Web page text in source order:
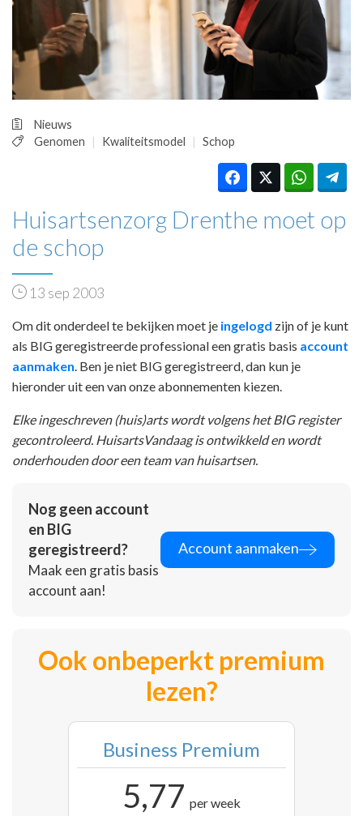
PRAKTIJKZAKEN
TARIEVEN
VPHUISARTSEN
MEDISCHE VAKHANDEL
REGISTRATIE
Nieuws
Genomen
Kwaliteitsmodel Schop
Huisartsenzorg Drenthe moet op
de schop
13 sep 2003
Om dit onderdeel te bekijken moet je ingelogd zijn of je kunt
als BIG geregistreerde professional een gratis basis account
aanmaken . Ben je niet BIG geregistreerd, dan kun je
hieronder uit een van onze abonnementen kiezen.
Elke ingeschreven (huis)arts wordt volgens het BIG register
gecontroleerd. HuisartsVandaag is ontwikkeld en wordt
onderhouden door een team van huisartsen.
Nog geen account
en BIG
geregistreerd?
Maak een gratis basis
account aan!
Account aanmaken
Ook onbeperkt premium
lezen?
Business Premium
5,77 per week